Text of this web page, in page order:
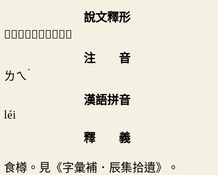
說文釋形
「𣡧」《說文》不錄。
注 音
ㄌㄟˊ
漢語拼音
léi
釋 義
食樽。見《字彙補．辰集拾遺》。